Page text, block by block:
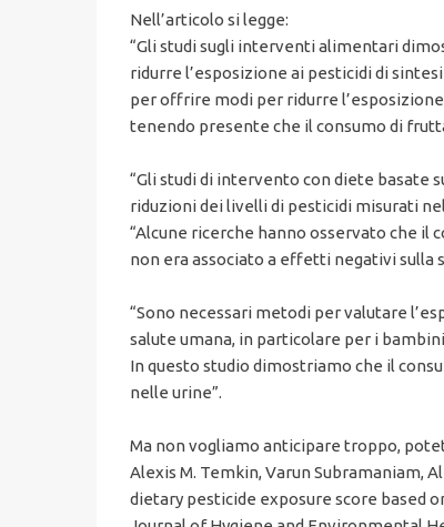
Nell’articolo si legge:
“Gli studi sugli interventi alimentari
ridurre l’esposizione ai pesticidi di
per offrire modi per ridurre
tenendo presente che il consumo di
“Gli studi di intervento con diete
riduzioni dei livelli di pesticidi misurati
“Alcune ricerche hanno osservato che il
non era associato a effetti negativi sulla
“Sono necessari metodi per valutare
salute umana, in particolare per i
In questo studio dimostriamo che il
nelle urine”.
Ma non vogliamo anticipare troppo,
Alexis M. Temkin, Varun Subramaniam,
dietary pesticide exposure score based